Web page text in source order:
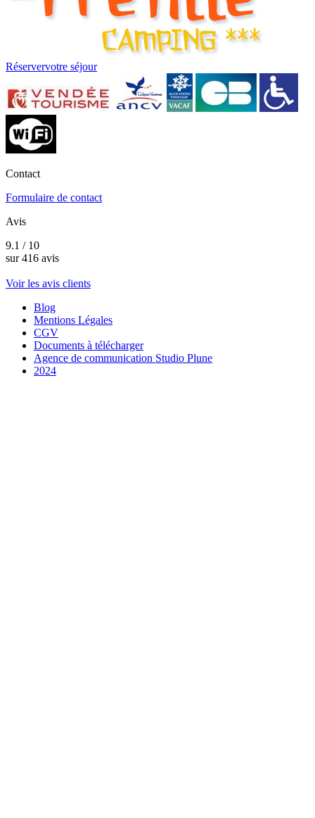
Réservervotre séjour
Contact
Formulaire de contact
Avis
9.1 / 10
sur 416 avis
Voir les avis clients
Blog
Mentions Légales
CGV
Documents à télécharger
Agence de communication Studio Plune
2024